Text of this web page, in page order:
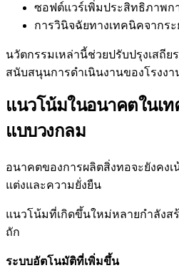
ซอฟต์แวร์เพิ่มประสิทธิภาพก
การวินิจฉัยทางเทคนิคจากระ
นวัตกรรมเหล่านี้ช่วยปรับปรุงเสถีย
สนับสนุนการดำเนินงานของโรงง
แนวโน้มในอนาคตในเ
แบบวงกลม
อนาคตของการผลิตสิ่งทอจะยังคง
แต่งและความยั่งยืน
แนวโน้มที่เกิดขึ้นใหม่หลายกำลังส
ถัก
ระบบอัตโนมัติที่เพิ่มขึ้น